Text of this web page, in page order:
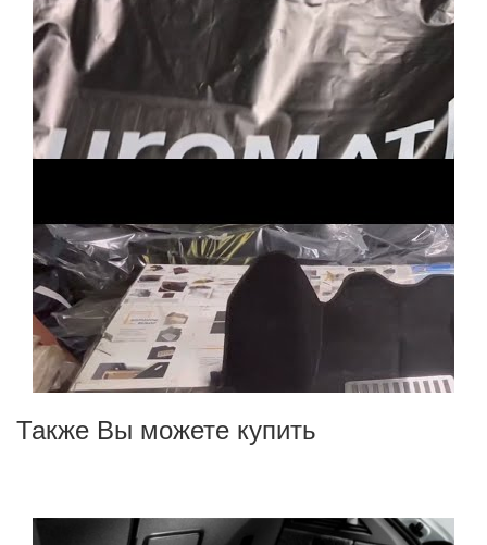
Также Вы можете купить